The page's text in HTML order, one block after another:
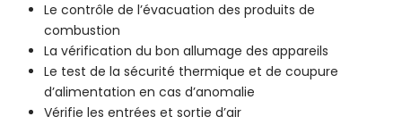
Le contrôle de l’évacuation des produits de
combustion
La vérification du bon allumage des appareils
Le test de la sécurité thermique et de coupure
d’alimentation en cas d’anomalie
Vérifie les entrées et sortie d’air